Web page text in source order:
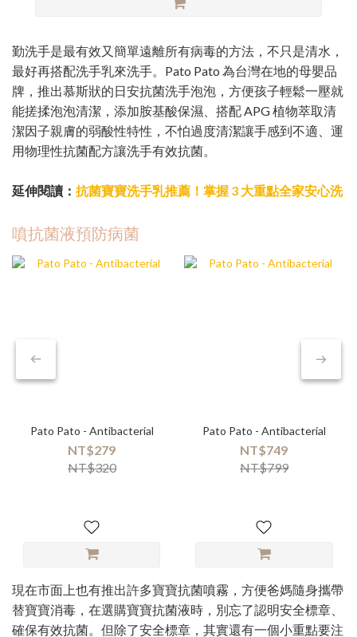
勤洗手是最有效又簡單遠離所有病毒的方法，不只是清水，
最好再搭配洗手乳來洗手。Pato Pato 為台灣在地的母嬰品
牌，推出慕斯狀的日安抗菌洗手泡泡，方便孩子輕鬆一壓就
能搓揉泡泡清潔，添加胺基酸保濕、搭配 APG 植物萃取清
潔因子親膚的弱酸性特性，不怕過度清潔讓手感到不適、運
用物理性抗菌配方讓洗手有效抗菌。
延伸閱讀： 抗菌寶寶洗手乳推薦！掌握 3 大重點全家安心洗
噴抗菌液預防病菌
Pato Pato - Antibacterial
NT$279
NT$320
Pato Pato - Antibacterial
NT$749
NT$799
現在市面上也有推出許多寶寶抗菌噴霧，方便爸媽隨身攜帶
替寶寶消毒，在選購寶寶抗菌液時，別忘了認明安全標章、
確保有效抗菌。但除了安全標章，其實還有一個小重點要注